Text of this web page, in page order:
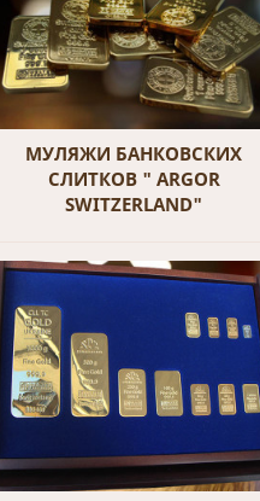
МУЛЯЖИ БАНКОВСКИХ
СЛИТКОВ " ARGOR
SWITZERLAND"